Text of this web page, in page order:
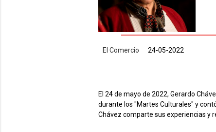
El Comercio 24-05-2022
El 24 de mayo de 2022, Gerardo
durante los "Martes Culturales" y
Chávez comparte sus experiencias y